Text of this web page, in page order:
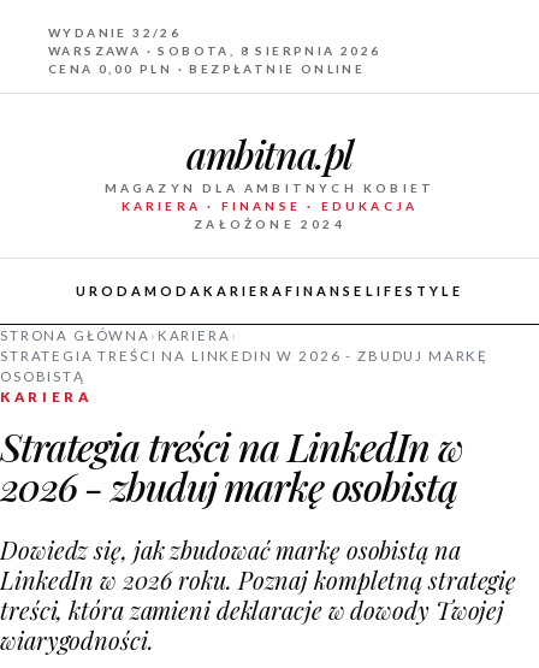
WYDANIE 32/26
WARSZAWA · SOBOTA, 8 SIERPNIA 2026
CENA 0,00 PLN · BEZPŁATNIE ONLINE
ambitna.pl
MAGAZYN DLA AMBITNYCH KOBIET
KARIERA · FINANSE · EDUKACJA
ZAŁOŻONE 2024
URODAMODAKARIERA FINANSE LIFESTYLE
STRONA GŁÓWNA › KARIERA ›
STRATEGIA TREŚCI NA LINKEDIN W 2026 - ZBUDUJ MARKĘ
OSOBISTĄ
KARIERA
Strategia treści na LinkedIn w
2026 - zbuduj markę osobistą
Dowiedz się, jak zbudować markę osobistą na
LinkedIn w 2026 roku. Poznaj kompletną strategię
treści, która zamieni deklaracje w dowody Twojej
wiarygodności.